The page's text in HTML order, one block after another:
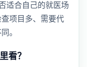
适合自己的就医场
项目多、需要代
。
看？